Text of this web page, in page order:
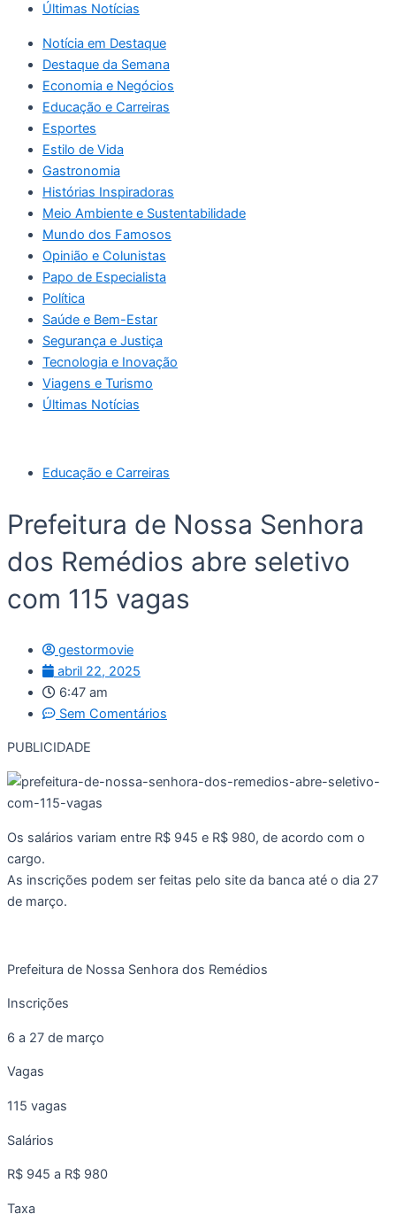
Últimas Notícias
Notícia em Destaque
Destaque da Semana
Economia e Negócios
Educação e Carreiras
Esportes
Estilo de Vida
Gastronomia
Histórias Inspiradoras
Meio Ambiente e Sustentabilidade
Mundo dos Famosos
Opinião e Colunistas
Papo de Especialista
Política
Saúde e Bem-Estar
Segurança e Justiça
Tecnologia e Inovação
Viagens e Turismo
Últimas Notícias
Educação e Carreiras
Prefeitura de Nossa Senhora
dos Remédios abre seletivo
com 115 vagas
gestormovie
abril 22, 2025
6:47 am
Sem Comentários
PUBLICIDADE
Os salários variam entre R$ 945 e R$ 980, de acordo com o
cargo.
As inscrições podem ser feitas pelo site da banca até o dia 27
de março.
Prefeitura de Nossa Senhora dos Remédios
Inscrições
6 a 27 de março
Vagas
115 vagas
Salários
R$ 945 a R$ 980
Taxa